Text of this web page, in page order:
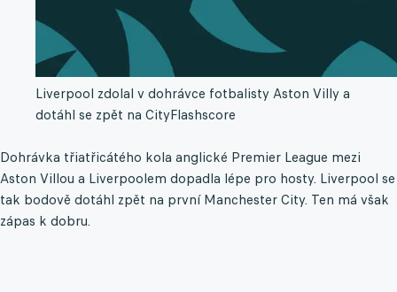
Liverpool zdolal v dohrávce fotbalisty Aston Villy a
dotáhl se zpět na CityFlashscore
Dohrávka třiatřicátého kola anglické Premier League mezi
Aston Villou a Liverpoolem dopadla lépe pro hosty. Liverpool se
tak bodově dotáhl zpět na první Manchester City. Ten má však
zápas k dobru.